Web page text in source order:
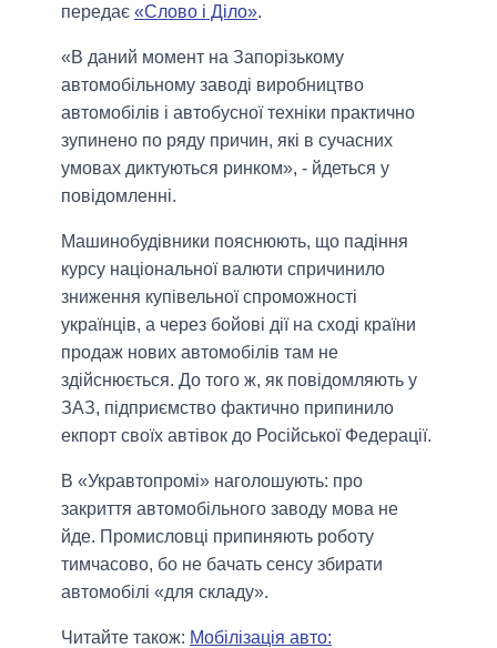
передає «Слово і Діло».
«В даний момент на Запорізькому
автомобільному заводі виробництво
автомобілів і автобусної техніки практично
зупинено по ряду причин, які в сучасних
умовах диктуються ринком», - йдеться у
повідомленні.
Машинобудівники пояснюють, що падіння
курсу національної валюти спричинило
зниження купівельної спроможності
українців, а через бойові дії на сході країни
продаж нових автомобілів там не
здійснюється. До того ж, як повідомляють у
ЗАЗ, підприємство фактично припинило
екпорт своїх автівок до Російської Федерації.
В «Укравтопромі» наголошують: про
закриття автомобільного заводу мова не
йде. Промисловці припиняють роботу
тимчасово, бо не бачать сенсу збирати
автомобілі «для складу».
Читайте також: Мобілізація авто: